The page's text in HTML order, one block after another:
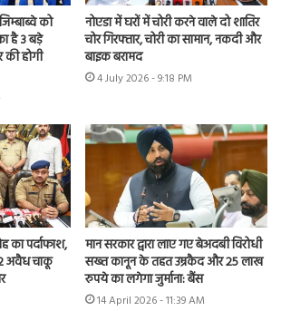
को
है 3 बड़े
होगी
नोएडा में घरों में चोरी करने वाले दो शातिर
चोर गिरफ्तार, चोरी का सामान, नकदी और
बाइक बरामद
4 July 2026 - 9:18 PM
का पर्दाफाश,
अवैध चाकू
मान सरकार द्वारा लाए गए बेअदबी विरोधी
सख्त कानून के तहत उम्रकैद और 25 लाख
रुपये का लगेगा जुर्माना: बैंस
14 April 2026 - 11:39 AM